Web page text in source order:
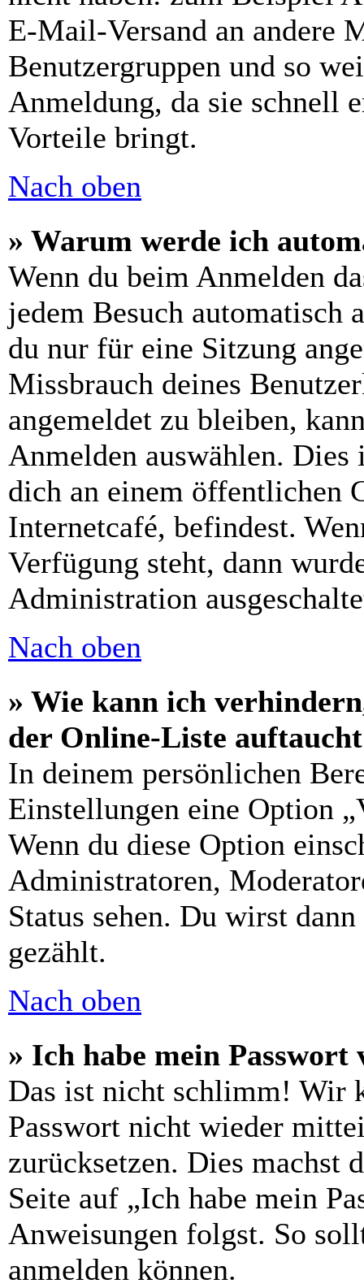
E-Mail-Versand an andere
Benutzergruppen und so
Anmeldung, da sie schnell
Vorteile bringt.
Nach oben
» Warum werde ich
Wenn du beim Anmelden
jedem Besuch automatisch
du nur für eine Sitzung
Missbrauch deines
angemeldet zu bleiben,
Anmelden auswählen.
dich an einem öffentlichen
Internetcafé, befindest.
Verfügung steht, dann
Administration
Nach oben
» Wie kann ich
der Online-Liste
In deinem persönlichen
Einstellungen eine Option
Wenn du diese Option
Administratoren,
Status sehen. Du wirst
gezählt.
Nach oben
» Ich habe mein Passwort
Das ist nicht schlimm! Wir
Passwort nicht wieder
zurücksetzen. Dies machst
Seite auf „Ich habe mein
Anweisungen folgst. So
anmelden können.